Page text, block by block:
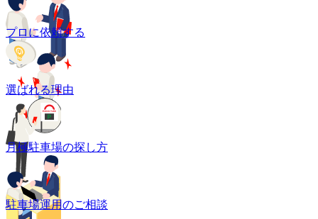
プロに依頼する
選ばれる理由
月極駐車場の探し方
駐車場運用のご相談